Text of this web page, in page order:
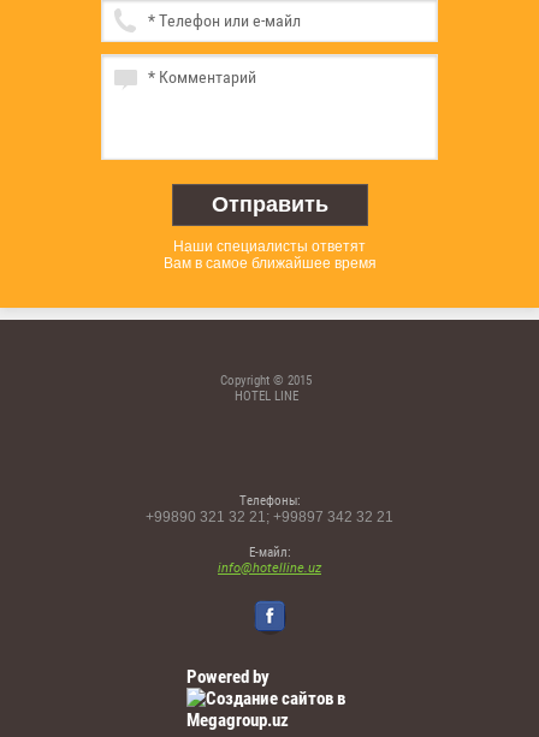
Отправить
Наши специалисты ответят
Вам в самое ближайшее время
Copyright © 2015
HOTEL LINE
Телефоны:
+99890 321 32 21; +99897 342 32 21
Е-майл:
info@hotelline.uz
Powered by